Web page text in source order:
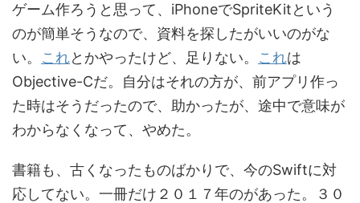
ゲーム作ろうと思って、iPhoneでSpriteKitという
のが簡単そうなので、資料を探したがいいのがな
い。 これとかやったけど、足りない。 これは
Objective-Cだ。自分はそれの方が、前アプリ作っ
た時はそうだったので、助かったが、途中で意味が
わからなくなって、やめた。
書籍も、古くなったものばかりで、今のSwiftに対
応してない。一冊だけ２０１７年のがあった。３０